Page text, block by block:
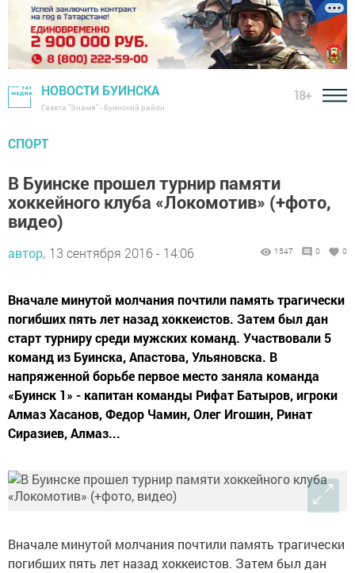
НОВОСТИ БУИНСКА
Газета "Знамя" - Буинский район
18+
СПОРТ
В Буинске прошел турнир памяти
хоккейного клуба «Локомотив» (+фото,
видео)
автор, 13 сентября 2016 - 14:06 1547 0 0
Вначале минутой молчания почтили память трагически
погибших пять лет назад хоккеистов. Затем был дан
старт турниру среди мужских команд. Участвовали 5
команд из Буинска, Апастова, Ульяновска. В
напряженной борьбе первое место заняла команда
«Буинск 1» - капитан команды Рифат Батыров, игроки
Алмаз Хасанов, Федор Чамин, Олег Игошин, Ринат
Сиразиев, Алмаз...
Вначале минутой молчания почтили память трагически
погибших пять лет назад хоккеистов. Затем был дан